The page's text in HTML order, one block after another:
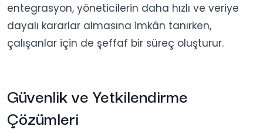
entegrasyon, yöneticilerin daha hızlı ve veriye
dayalı kararlar almasına imkân tanırken,
çalışanlar için de şeffaf bir süreç oluşturur.
Güvenlik ve Yetkilendirme
Çözümleri